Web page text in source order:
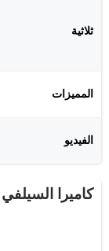
ثلاثية
المميزات
الفيديو
كاميرا السيلفي